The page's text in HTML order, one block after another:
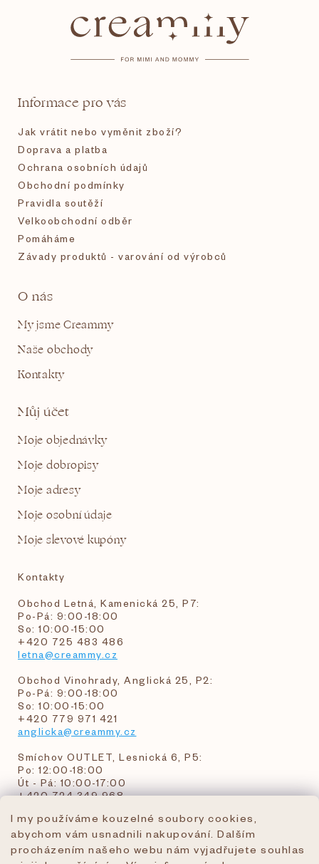
I my používáme kouzelné soubory cookies,
abychom vám usnadnili nakupování. Dalším
procházením našeho webu nám vyjadřujete souhlas
Informace pro vás
Jak vrátit nebo vyměnit zboží?
Doprava a platba
Ochrana osobních údajů
Obchodní podmínky
Pravidla soutěží
Velkoobchodní odběr
Pomáháme
Závady produktů - varování od výrobců
O nás
My jsme Creammy
Naše obchody
Kontakty
Můj účet
Moje objednávky
Moje dobropisy
Moje adresy
Moje osobní údaje
Moje slevové kupóny
Kontakty
Obchod Letná, Kamenická 25, P7:
Po-Pá: 9:00-18:00
So: 10:00-15:00
+420 725 483 486
letna@creammy.cz
Obchod Vinohrady, Anglická 25, P2:
Po-Pá: 9:00-18:00
So: 10:00-15:00
+420 779 971 421
anglicka@creammy.cz
Smíchov OUTLET, Lesnická 6, P5:
Po: 12:00-18:00
Út - Pá: 10:00-17:00
+420 724 349 968
objednavky@creammy.cz
tel:+420 724 349 968